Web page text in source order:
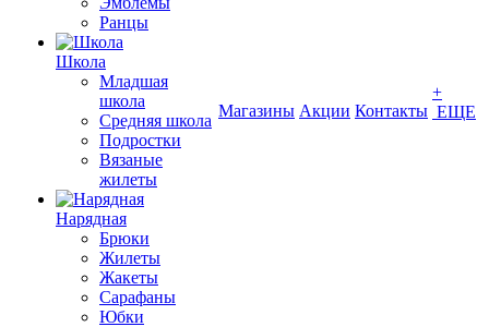
Ранцы
Школа
Младшая
школа
Средняя школа
Подростки
Вязаные
жилеты
Нарядная
Брюки
Жилеты
Жакеты
Сарафаны
Юбки
Магазины Акции Контакты
+
ЕЩЕ